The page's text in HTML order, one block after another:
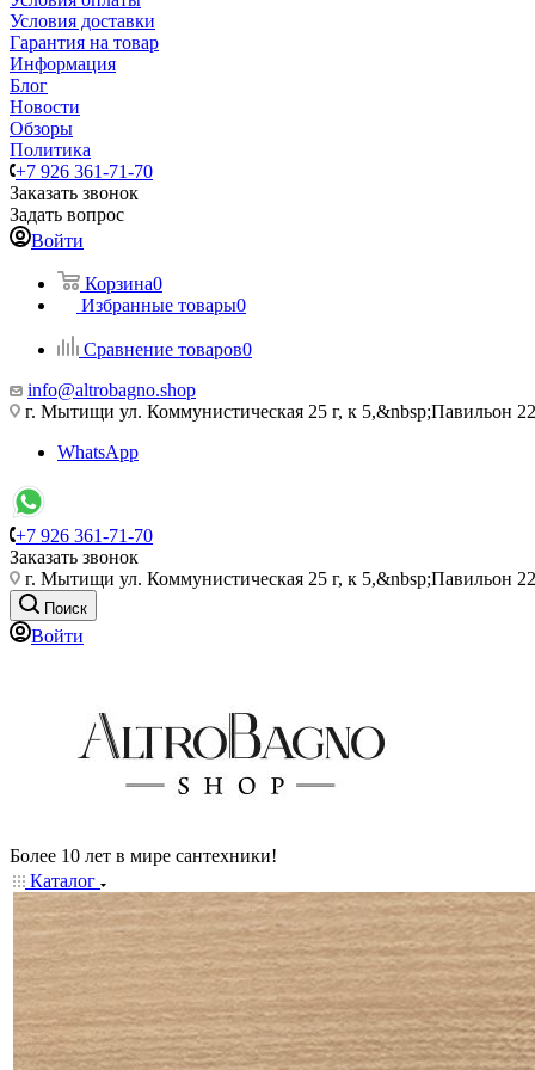
Условия доставки
Гарантия на товар
Информация
Блог
Новости
Обзоры
Политика
+7 926 361-71-70
Заказать звонок
Задать вопрос
Войти
Корзина0
Избранные товары0
Сравнение товаров0
info@altrobagno.shop
г. Мытищи ул. Коммунистическая 25 г, к 5,&nbsp;Павильон
WhatsApp
+7 926 361-71-70
Заказать звонок
г. Мытищи ул. Коммунистическая 25 г, к 5,&nbsp;Павильон
Поиск
Войти
Более 10 лет в мире сантехники!
Каталог